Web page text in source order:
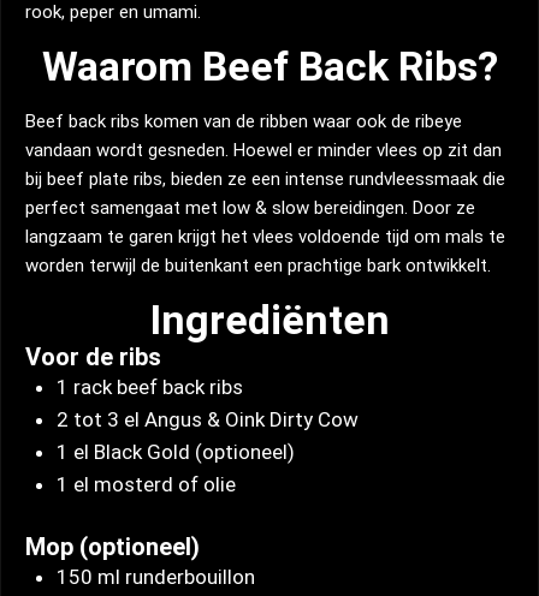
rook, peper en umami.
Waarom Beef Back Ribs?
Beef back ribs komen van de ribben waar ook de ribeye
vandaan wordt gesneden. Hoewel er minder vlees op zit dan
bij beef plate ribs, bieden ze een intense rundvleessmaak die
perfect samengaat met low & slow bereidingen. Door ze
langzaam te garen krijgt het vlees voldoende tijd om mals te
worden terwijl de buitenkant een prachtige bark ontwikkelt.
Ingrediënten
Voor de ribs
1 rack beef back ribs
2 tot 3 el Angus & Oink Dirty Cow
1 el Black Gold (optioneel)
1 el mosterd of olie
Mop (optioneel)
150 ml runderbouillon